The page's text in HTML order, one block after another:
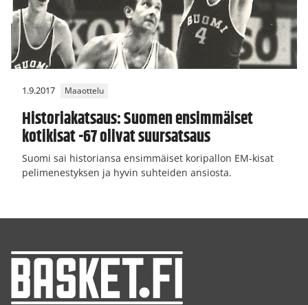
1.9.2017 Maaottelu
Historiakatsaus: Suomen ensimmäiset
kotikisat -67 olivat suursatsaus
Suomi sai historiansa ensimmäiset koripallon EM-kisat
pelimenestyksen ja hyvin suhteiden ansiosta.